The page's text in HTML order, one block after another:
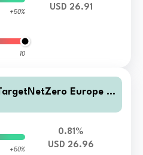
+50%
10
USD 26.91
Europe E
+50%
0.81%
USD 26.96